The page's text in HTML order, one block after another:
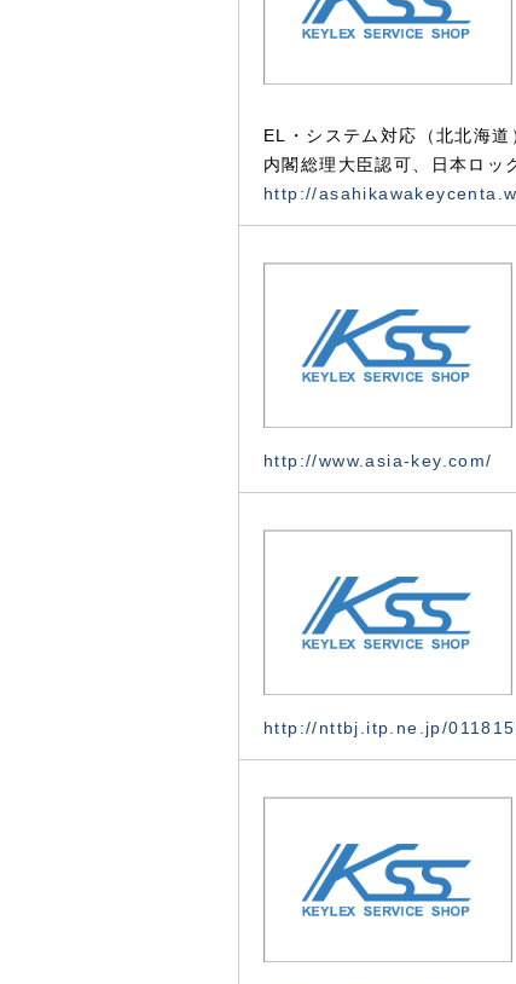
EL・システム対応（北北海道
内閣総理大臣認可、日本ロッ
http://
http://www.asia-key.com/
http://nttbj.itp.ne.jp/